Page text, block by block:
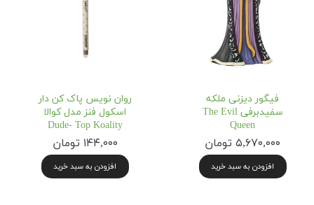
فیگور دیزنی ملکه
سفیدبرفی The Evil
Queen
۵,۶۷۰,۰۰۰ تومان
افزودن به سبد خرید
روان نویس پاک کن دار
اسکول فنز مدل کوالا
Dude- Top Koality
۱۴۴,۰۰۰ تومان
افزودن به سبد خرید